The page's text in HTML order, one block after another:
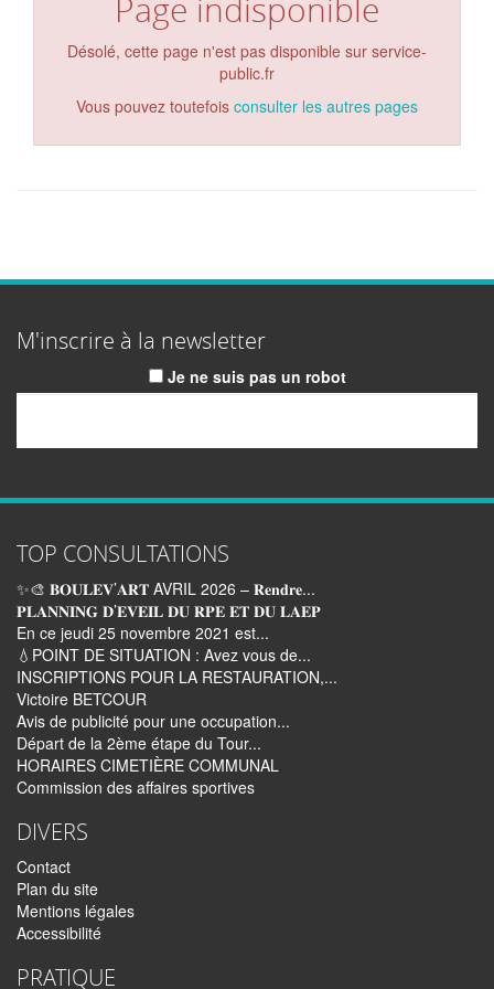
Page indisponible
Désolé, cette page n'est pas disponible sur service-
public.fr
Vous pouvez toutefois consulter les autres pages
M'inscrire à la newsletter
Je ne suis pas un robot
TOP CONSULTATIONS
✨🎨 𝐁𝐎𝐔𝐋𝐄𝐕’𝐀𝐑𝐓 AVRIL 2026 – 𝐑𝐞𝐧𝐝𝐫𝐞...
𝐏𝐋𝐀𝐍𝐍𝐈𝐍𝐆 𝐃’𝐄𝐕𝐄𝐈𝐋 𝐃𝐔 𝐑𝐏𝐄 𝐄𝐓 𝐃𝐔 𝐋𝐀𝐄𝐏
En ce jeudi 25 novembre 2021 est...
💧POINT DE SITUATION : Avez vous de...
INSCRIPTIONS POUR LA RESTAURATION,...
Victoire BETCOUR
Avis de publicité pour une occupation...
Départ de la 2ème étape du Tour...
HORAIRES CIMETIÈRE COMMUNAL
Commission des affaires sportives
DIVERS
Contact
Plan du site
Mentions légales
Accessibilité
PRATIQUE